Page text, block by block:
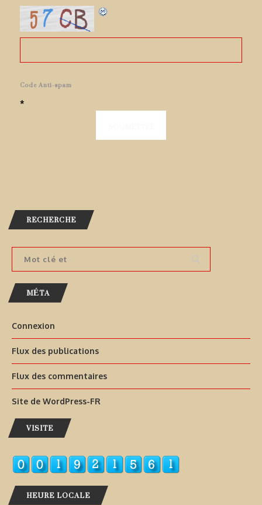
Code Anti-spam
*
RECHERCHE
MÉTA
Connexion
Flux des publications
Flux des commentaires
Site de WordPress-FR
VISITE
HEURE LOCALE